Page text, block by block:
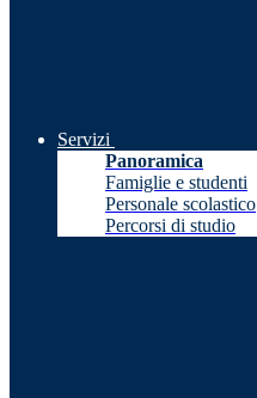
Servizi
Panoramica
Famiglie e studenti
Personale scolastico
Percorsi di studio